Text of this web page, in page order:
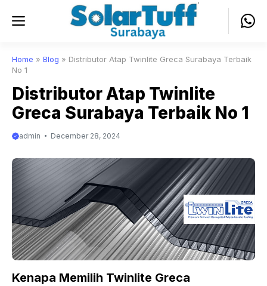
Menu
Home » Blog » Distributor Atap Twinlite Greca Surabaya Terbaik
No 1
Distributor Atap Twinlite
Greca Surabaya Terbaik No 1
admin December 28, 2024
Kenapa Memilih Twinlite Greca